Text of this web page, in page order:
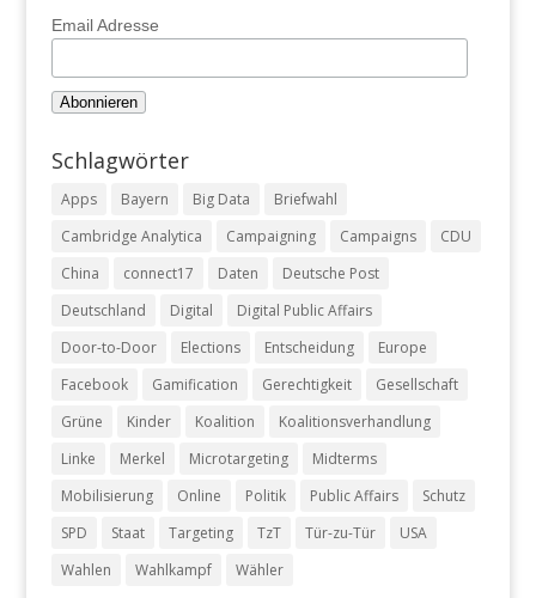
Email Adresse
Schlagwörter
Apps Bayern Big Data
Briefwahl
Cambridge Analytica
Campaigning Campaigns
CDU
China
connect17 Daten
Deutsche Post
Deutschland
Digital
Digital Public Affairs
Door-to-Door
Elections Entscheidung
Europe
Facebook
Gamification Gerechtigkeit
Gesellschaft
Grüne
Kinder Koalition
Koalitionsverhandlung
Linke
Merkel Microtargeting
Midterms
Mobilisierung
Online Politik Public Affairs
Schutz
SPD
Staat Targeting TzT Tür-zu-Tür
USA
Wahlen
Wahlkampf Wähler